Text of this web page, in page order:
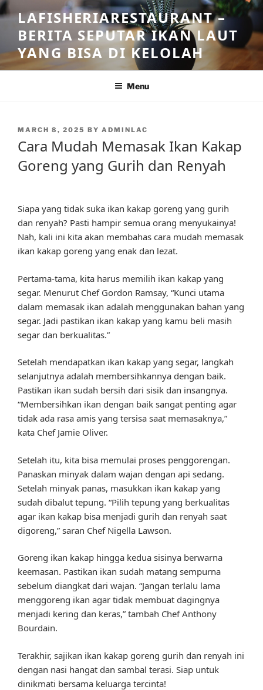
Skip
to
content
LAFISHERIARESTAURANT –
BERITA SEPUTAR IKAN LAUT
YANG BISA DI KELOLAH
Menu
POSTED
MARCH 8, 2025 BY ADMINLAC
Cara Mudah Memasak Ikan Kakap
Goreng yang Gurih dan Renyah
Siapa yang tidak suka ikan kakap goreng yang gurih
dan renyah? Pasti hampir semua orang menyukainya!
Nah, kali ini kita akan membahas cara mudah memasak
ikan kakap goreng yang enak dan lezat.
Pertama-tama, kita harus memilih ikan kakap yang
segar. Menurut Chef Gordon Ramsay, “Kunci utama
dalam memasak ikan adalah menggunakan bahan yang
segar. Jadi pastikan ikan kakap yang kamu beli masih
segar dan berkualitas.”
Setelah mendapatkan ikan kakap yang segar, langkah
selanjutnya adalah membersihkannya dengan baik.
Pastikan ikan sudah bersih dari sisik dan insangnya.
“Membersihkan ikan dengan baik sangat penting agar
tidak ada rasa amis yang tersisa saat memasaknya,”
kata Chef Jamie Oliver.
Setelah itu, kita bisa memulai proses penggorengan.
Panaskan minyak dalam wajan dengan api sedang.
Setelah minyak panas, masukkan ikan kakap yang
sudah dibalut tepung. “Pilih tepung yang berkualitas
agar ikan kakap bisa menjadi gurih dan renyah saat
digoreng,” saran Chef Nigella Lawson.
Goreng ikan kakap hingga kedua sisinya berwarna
keemasan. Pastikan ikan sudah matang sempurna
sebelum diangkat dari wajan. “Jangan terlalu lama
menggoreng ikan agar tidak membuat dagingnya
menjadi kering dan keras,” tambah Chef Anthony
Bourdain.
Terakhir, sajikan ikan kakap goreng gurih dan renyah ini
dengan nasi hangat dan sambal terasi. Siap untuk
dinikmati bersama keluarga tercinta!